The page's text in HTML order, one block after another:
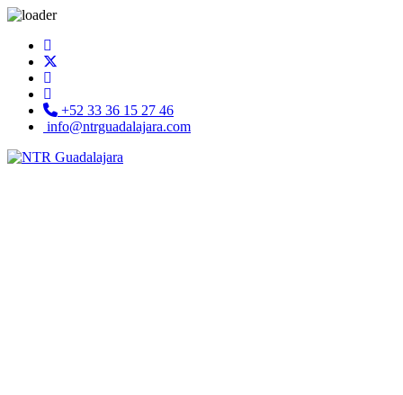
+52 33 36 15 27 46
info@ntrguadalajara.com